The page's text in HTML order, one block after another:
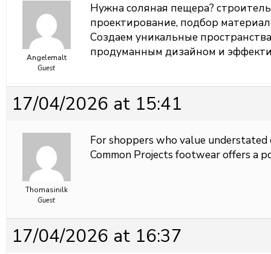
Angelemalt
Guest
Нужна соляная пещера?
проектирование, подбор
Создаем уникальные
продуманным дизайном и
17/04/2026 at 15:41
Thomasinilk
Guest
For shoppers who value
Common Projects footwear offers a
17/04/2026 at 16:37